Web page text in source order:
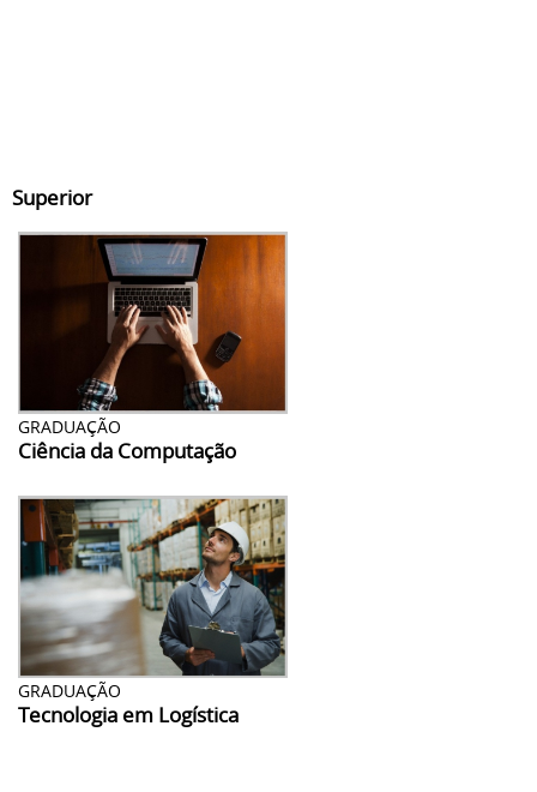
Superior
GRADUAÇÃO
Ciência da Computação
GRADUAÇÃO
Tecnologia em Logística